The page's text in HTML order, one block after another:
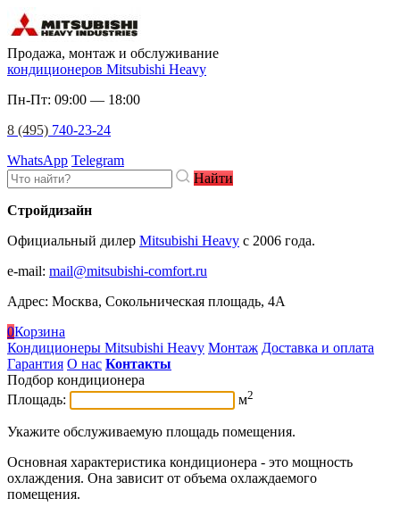
Продажа, монтаж и обслуживание
кондиционеров Mitsubishi Heavy
Пн-Пт: 09:00 — 18:00
8 (495) 740-23-24
WhatsApp Telegram
Найти
Стройдизайн
Официальный дилер Mitsubishi Heavy c 2006 года.
e-mail: mail@mitsubishi-comfort.ru
Адрес: Москва, Сокольническая площадь, 4А
0Корзина
Кондиционеры Mitsubishi Heavy Монтаж Доставка и оплата
Гарантия О нас Контакты
Подбор кондиционера
Площадь:
м2
Укажите обслуживаемую площадь помещения.
Основная характеристика кондиционера - это мощность
охлаждения. Она зависит от объема охлаждаемого
помещения.